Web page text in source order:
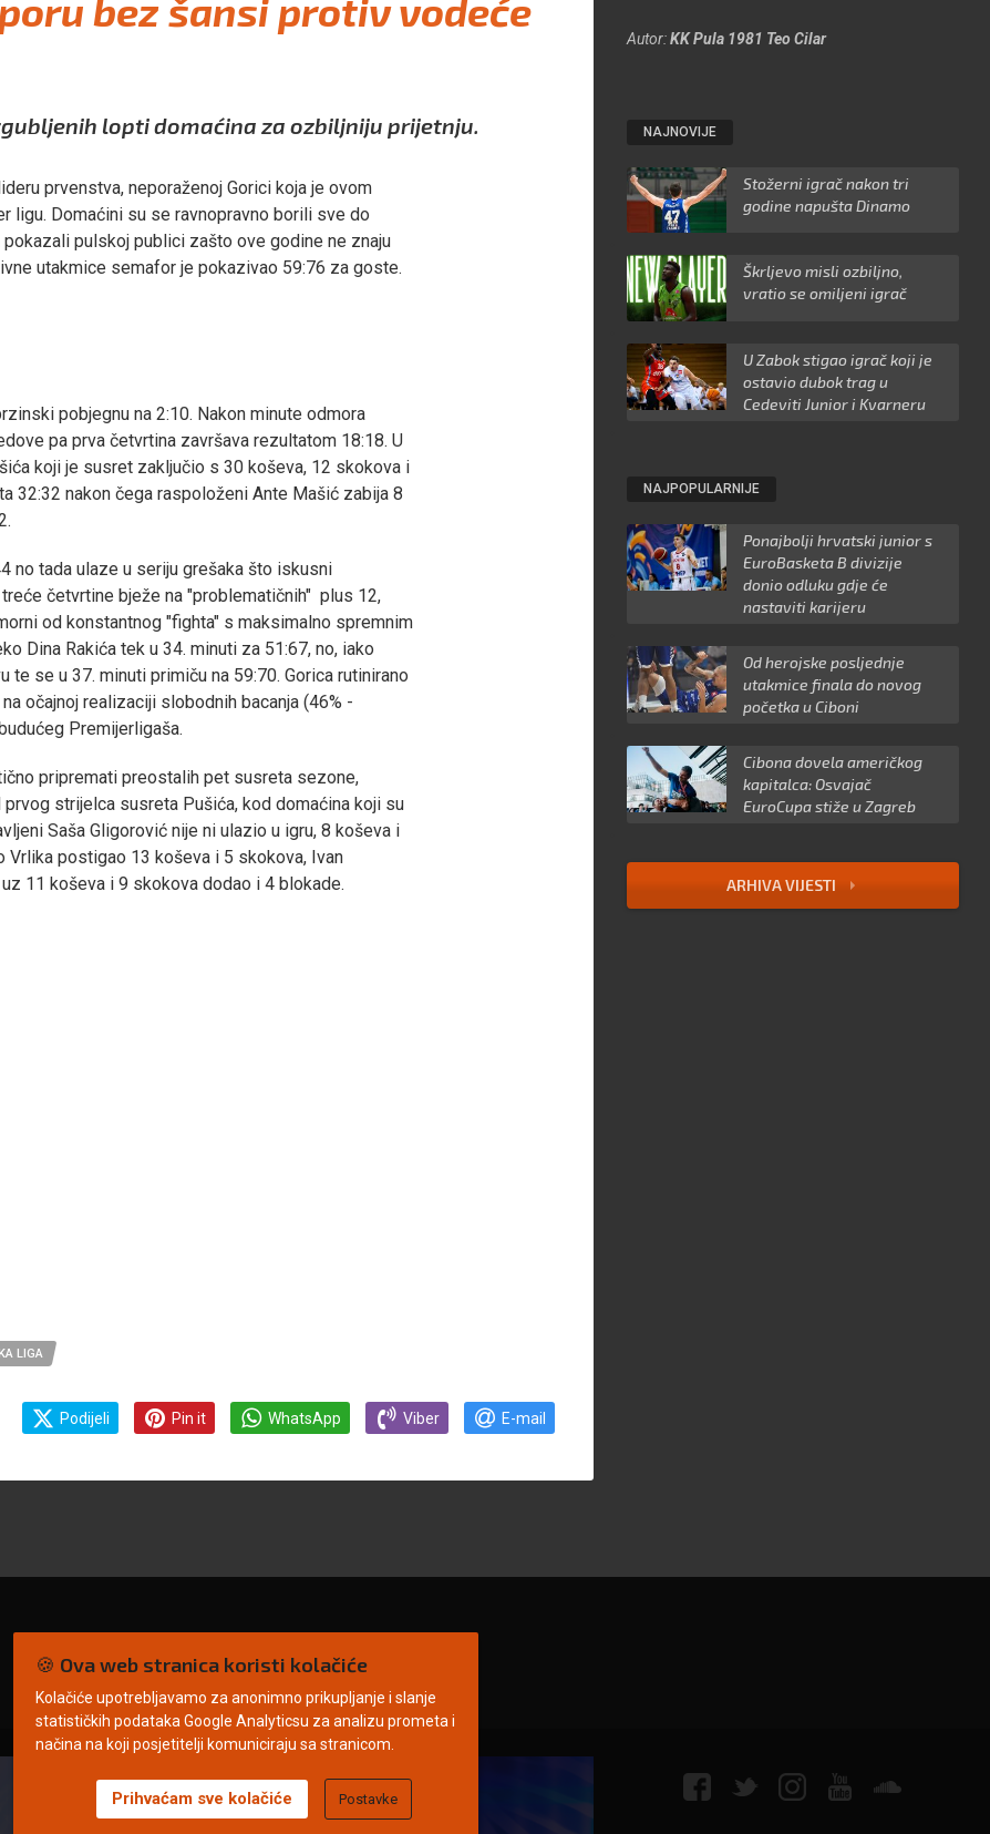
bez šansi protiv vodeće
Autor:KK Pula 1981 Teo Cilar
lopti domaćina za ozbiljniju prijetnju.
prvenstva, neporaženoj Gorici koja je ovom
ligu. Domaćini su se ravnopravno borili sve do
pulskoj publici zašto ove godine ne znaju
utakmice semafor je pokazivao 59:76 za goste.
pobjegnu na 2:10. Nakon minute odmora
pa prva četvrtina završava rezultatom 18:18. U
koji je susret zaključio s 30 koševa, 12 skokova i
32:32 nakon čega raspoloženi Ante Mašić zabija 8
no tada ulaze u seriju grešaka što iskusni
četvrtine bježe na "problematičnih" plus 12,
od konstantnog "fighta" s maksimalno spremnim
Dina Rakića tek u 34. minuti za 51:67, no, iako
se u 37. minuti primiču na 59:70. Gorica rutinirano
očajnoj realizaciji slobodnih bacanja (46% -
Premijerligaša.
pripremati preostalih pet susreta sezone,
strijelca susreta Pušića, kod domaćina koji su
Saša Gligorović nije ni ulazio u igru, 8 koševa i
postigao 13 koševa i 5 skokova, Ivan
11 koševa i 9 skokova dodao i 4 blokade.
LIGA
Podijeli Pin it WhatsApp Viber E-mail
NAJNOVIJE
Stožerni igrač nakon tri
godine napušta Dinamo
Škrljevo misli ozbiljno,
vratio se omiljeni igrač
U Zabok stigao igrač koji je
ostavio dubok trag u
Cedeviti Junior i Kvarneru
NAJPOPULARNIJE
Ponajbolji hrvatski junior s
EuroBasketa B divizije
donio odluku gdje će
nastaviti karijeru
Od herojske posljednje
utakmice finala do novog
početka u Ciboni
Cibona dovela američkog
kapitalca: Osvajač
EuroCupa stiže u Zagreb
ARHIVA VIJESTI
🍪 Ova web stranica koristi kolačiće
Kolačiće upotrebljavamo za anonimno prikupljanje i slanje
statističkih podataka Google Analyticsu za analizu prometa i
načina na koji posjetitelji komuniciraju sa stranicom.
Prihvaćam sve kolačiće Postavke